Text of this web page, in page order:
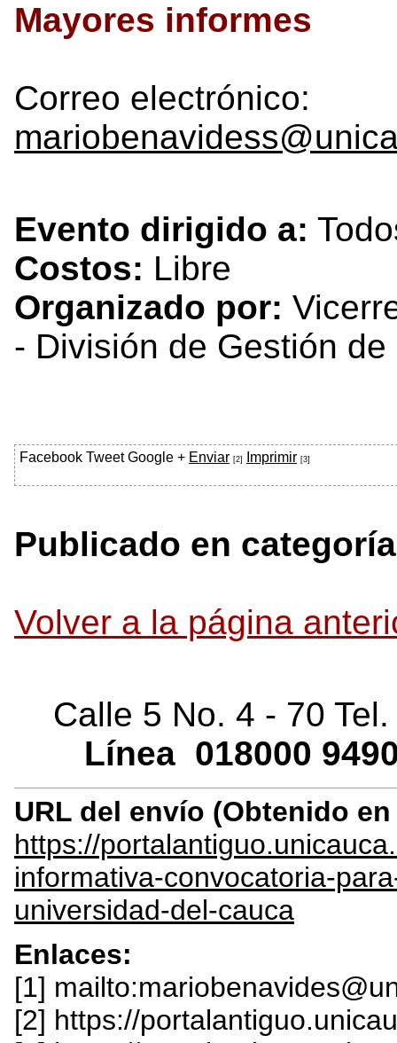
Mayores informes
Correo electrónico:
Evento dirigido a:
Costos: Libre
Organizado por:
- División de Gestión
Facebook Tweet Google + Enviar [2] Imprimir [3]
Publicado en
Volver a la página
Calle 5 No. 4 - 70
Línea 018000
URL del envío (Obtenido
https://
informativa-convocatoria-
universidad-del-cauca
Enlaces:
[1]
[2] https://